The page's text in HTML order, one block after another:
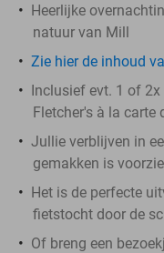
Heerlijke
natuur van Mill
Zie hier de inhoud
Inclusief evt. 1 of
Fletcher's à la carte
Jullie verblijven in
gemakken is
Het is de perfecte
fietstocht door de
Of breng een